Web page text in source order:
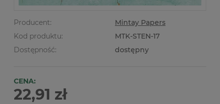
Producent:
Mintay Papers
Kod produktu:
MTK-STEN-17
Dostępność:
dostępny
CENA:
22,91 zł